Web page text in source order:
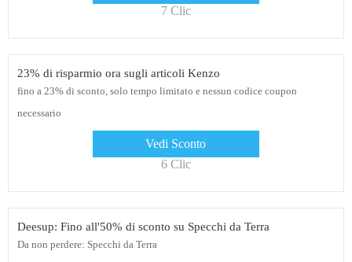
7 Clic
23% di risparmio ora sugli articoli Kenzo
fino a 23% di sconto, solo tempo limitato e nessun codice coupon
necessario
Vedi Sconto
6 Clic
Deesup: Fino all'50% di sconto su Specchi da Terra
Da non perdere: Specchi da Terra